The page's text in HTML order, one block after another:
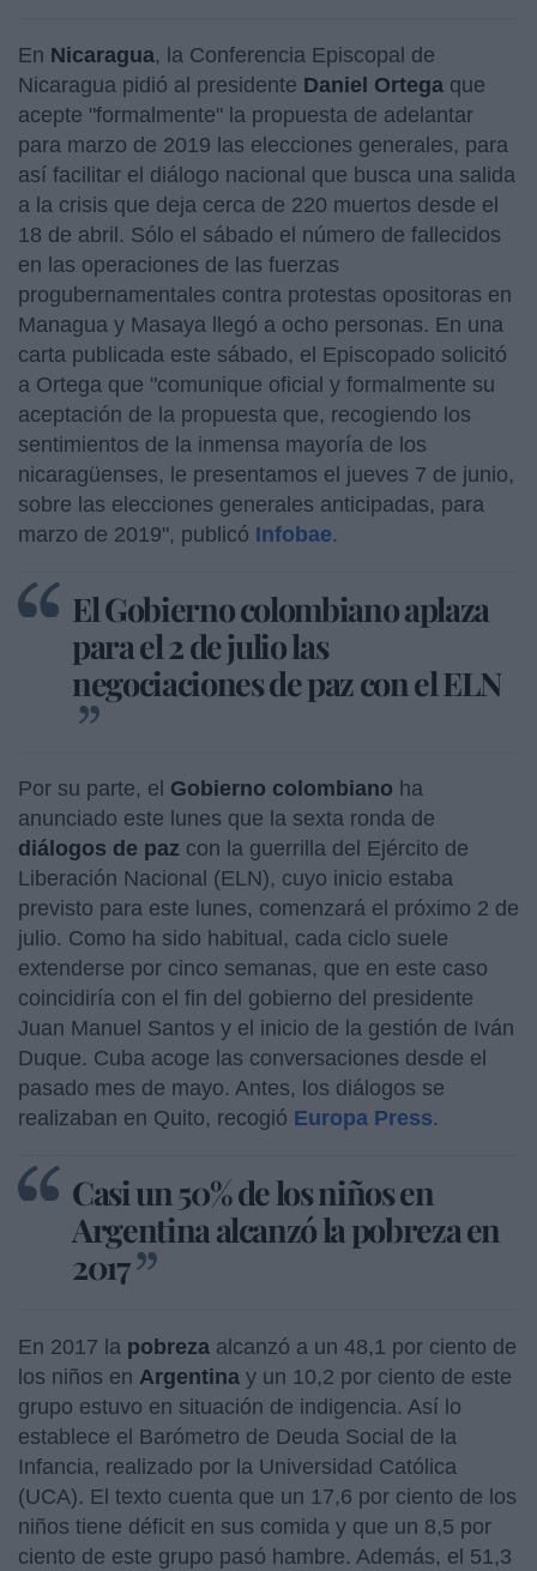
En Nicaragua, la Conferencia Episcopal de
Nicaragua pidió al presidente Daniel Ortega que
acepte "formalmente" la propuesta de adelantar
para marzo de 2019 las elecciones generales, para
así facilitar el diálogo nacional que busca una salida
a la crisis que deja cerca de 220 muertos desde el
18 de abril. Sólo el sábado el número de fallecidos
en las operaciones de las fuerzas
progubernamentales contra protestas opositoras en
Managua y Masaya llegó a ocho personas. En una
carta publicada este sábado, el Episcopado solicitó
a Ortega que "comunique oficial y formalmente su
aceptación de la propuesta que, recogiendo los
sentimientos de la inmensa mayoría de los
nicaragüenses, le presentamos el jueves 7 de junio,
sobre las elecciones generales anticipadas, para
marzo de 2019", publicó Infobae.
El Gobierno colombiano aplaza
para el 2 de julio las
negociaciones de paz con el ELN
Por su parte, el Gobierno colombiano ha
anunciado este lunes que la sexta ronda de
diálogos de paz con la guerrilla del Ejército de
Liberación Nacional (ELN), cuyo inicio estaba
previsto para este lunes, comenzará el próximo 2 de
julio. Como ha sido habitual, cada ciclo suele
extenderse por cinco semanas, que en este caso
coincidiría con el fin del gobierno del presidente
Juan Manuel Santos y el inicio de la gestión de Iván
Duque. Cuba acoge las conversaciones desde el
pasado mes de mayo. Antes, los diálogos se
realizaban en Quito, recogió Europa Press.
Casi un 50% de los niños en
Argentina alcanzó la pobreza en
2017
En 2017 la pobreza alcanzó a un 48,1 por ciento de
los niños en Argentina y un 10,2 por ciento de este
grupo estuvo en situación de indigencia. Así lo
establece el Barómetro de Deuda Social de la
Infancia, realizado por la Universidad Católica
(UCA). El texto cuenta que un 17,6 por ciento de los
niños tiene déficit en sus comida y que un 8,5 por
ciento de este grupo pasó hambre. Además, el 51,3